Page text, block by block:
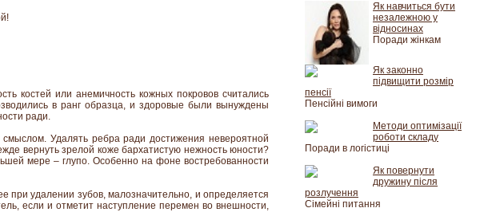
костей или анемичность кожных покровов считались
в ранг образца, и здоровые были вынуждены
ради.
Удалять ребра ради достижения невероятной
вернуть зрелой коже бархатистую нежность юности?
мере – глупо. Особенно на фоне востребованности
при удалении зубов, малозначительно, и определяется
если и отметит наступление перемен во внешности,
Як навчиться бути
незалежною у
відносинах
Поради жінкам
Як законно
підвищити розмір
пенсії
Пенсійні вимоги
Методи оптимізації
роботи складу
Поради в логістиці
Як повернути
дружину після
розлучення
Сімейні питання